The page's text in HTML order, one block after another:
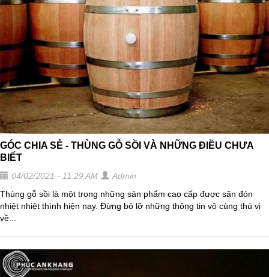
GÓC CHIA SẺ - THÙNG GỖ SỒI VÀ NHỮNG ĐIỀU CHƯA
BIẾT
04/02/2021 - 11:29 AM
Admin
Thùng gỗ sồi là một trong những sản phẩm cao cấp được săn đón
nhiệt nhiệt thình hiện nay. Đừng bỏ lỡ những thông tin vô cùng thú vị
về...